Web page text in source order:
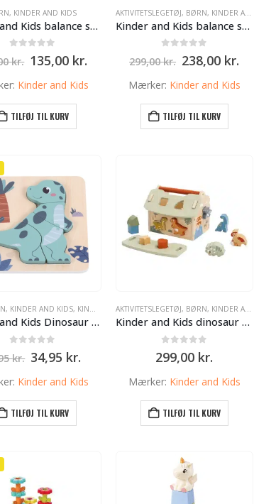
, KINDER AND KIDS
Kinder and Kids balance spil – træ
kr. Den
oprindelige
pris
149,00 kr..
135,00 kr.
pris
Kinder and Kids
TILFØJ TIL KURV
AKTIVITETSLEGETØJ, BØRN, KINDER AND KIDS
Kinder and Kids balance sten i træ – 48 stk. stableleg fra 3 år
299,00kr. Den
oprindelige
pris
299,00 kr..
238,00 kr.
pris
Mærker: Kinder and Kids
TILFØJ TIL KURV
, KINDER AND KIDS, KINDER AND KIDS
Kinder and Kids Dinosaur puslespil i træ
kr. Den
oprindelige
pris
39,95 kr..
34,95 kr.
pris
Kinder and Kids
TILFØJ TIL KURV
AKTIVITETSLEGETØJ, BØRN, KINDER AND KIDS
Kinder and Kids dinosaur puttekasse i træ – aktivitetslegetøj fra 12 mdr.
299,00 kr.
Mærker: Kinder and Kids
TILFØJ TIL KURV